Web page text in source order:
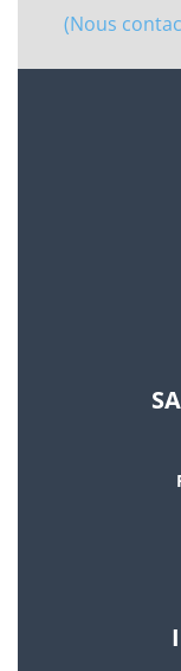
(Nous